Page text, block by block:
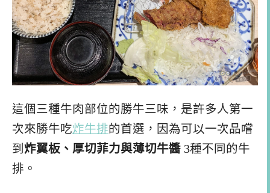
這個三種牛肉部位的勝牛三味，是許多人第一
次來勝牛吃炸牛排的首選，因為可以一次品嚐
到 炸翼板、厚切菲力與薄切牛醬 3種不同的牛
排。